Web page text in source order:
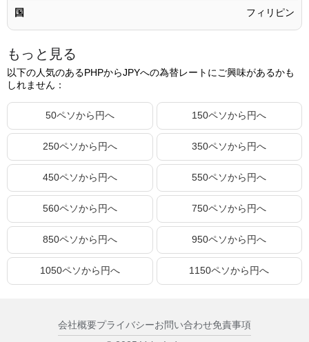
19.18ペソ
49.93円
19.19ペソ
49.95円
19.20ペソ
19.21ペソ
50.01円
19.22ペソ
50.03円
19.24ペソ
50.08円
50.11円
19.26ペソ
50.14円
19.28ペソ
50.19円
50.21円
19.30ペソ
50.29円
国 フィリピン
もっと見る
以下の人気のあるPHPからJPYへの為替レートにご興味があるかも
しれません：
50ペソから円へ 150ペソから円へ
250ペソから円へ 350ペソから円へ
450ペソから円へ 550ペソから円へ
560ペソから円へ 750ペソから円へ
850ペソから円へ 950ペソから円へ
1050ペソから円へ 1150ペソから円へ
会社概要プライバシーお問い合わせ免責事項